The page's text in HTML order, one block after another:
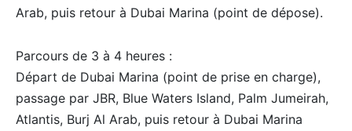
Arab, puis retour à Dubai Marina (point de dépose).
Parcours de 3 à 4 heures :
Départ de Dubai Marina (point de prise en charge),
passage par JBR, Blue Waters Island, Palm Jumeirah,
Atlantis, Burj Al Arab, puis retour à Dubai Marina